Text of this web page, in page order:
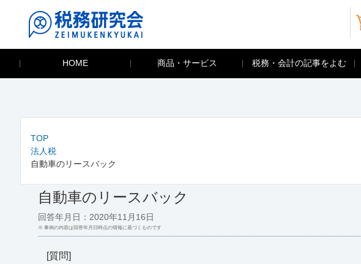
HOME 商品・サービス 税務・会計の記事をよむ
TOP
法人税
自動車のリースバック
自動車のリースバック
回答年月日：2020年11月16日
※ 事例の内容は回答年月日時点の情報に基づくものです
[質問]